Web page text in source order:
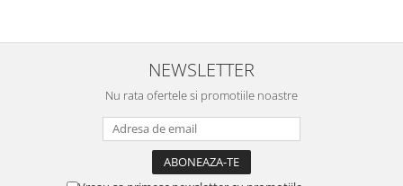
NEWSLETTER
Nu rata ofertele si promotiile noastre